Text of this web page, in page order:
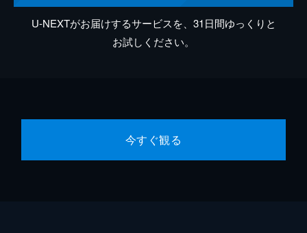
U-NEXTがお届けするサービスを、31日間ゆっくりと
お試しください。
今すぐ観る